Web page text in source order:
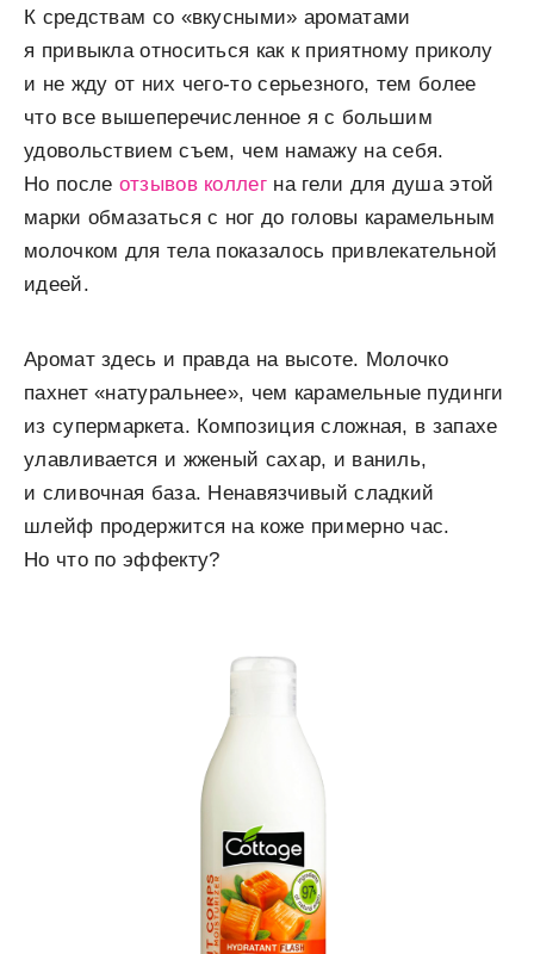
К средствам со «вкусными» ароматами
я привыкла относиться как к приятному приколу
и не жду от них чего-то серьезного, тем более
что все вышеперечисленное я с большим
удовольствием съем, чем намажу на себя.
Но после отзывов коллегна гели для душа этой
марки обмазаться с ног до головы карамельным
молочком для тела показалось привлекательной
идеей.
Аромат здесь и правда на высоте. Молочко
пахнет «натуральнее», чем карамельные пудинги
из супермаркета. Композиция сложная, в запахе
улавливается и жженый сахар, и ваниль,
и сливочная база. Ненавязчивый сладкий
шлейф продержится на коже примерно час.
Но что по эффекту?